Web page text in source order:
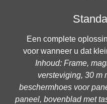
Een complete
voor wanneer u dat
Inhoud: Frame,
versteviging, 30 m
beschermhoes voor
paneel, bovenblad met